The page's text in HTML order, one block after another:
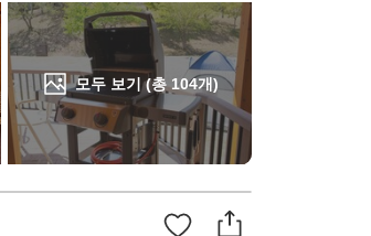
모두 보기 (총 104개)